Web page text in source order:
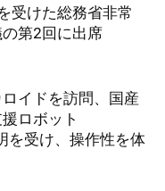
受けた総務省非常
第2回に出席
イドを訪問、国産
ロボット
を受け、操作性を体